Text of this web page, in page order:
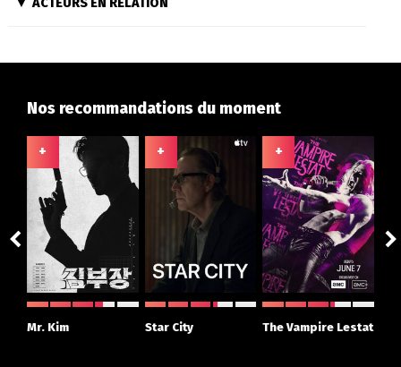
ACTEURS EN RELATION
Nos recommandations du moment
+
Mr. Kim
+
Star City
+
The Vampire Lestat